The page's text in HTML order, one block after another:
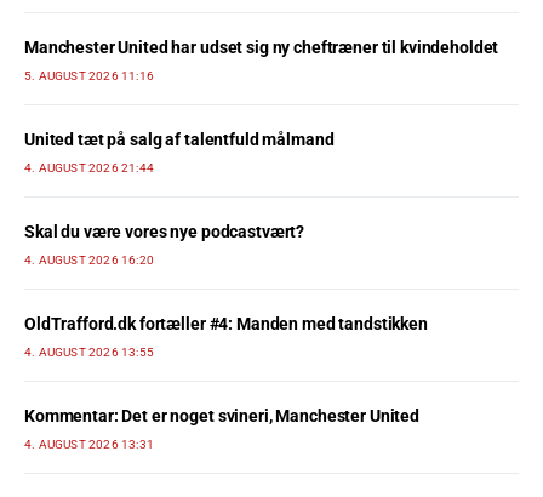
Manchester United har udset sig ny cheftræner til kvindeholdet
5. AUGUST 2026 11:16
United tæt på salg af talentfuld målmand
4. AUGUST 2026 21:44
Skal du være vores nye podcastvært?
4. AUGUST 2026 16:20
OldTrafford.dk fortæller #4: Manden med tandstikken
4. AUGUST 2026 13:55
Kommentar: Det er noget svineri, Manchester United
4. AUGUST 2026 13:31